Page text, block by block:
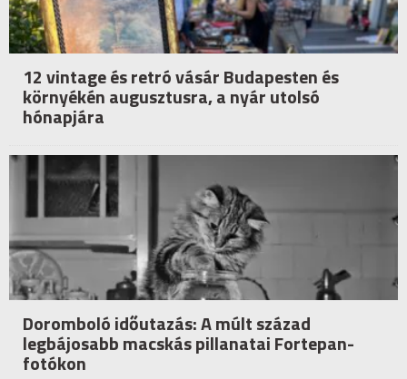
12 vintage és retró vásár Budapesten és
környékén augusztusra, a nyár utolsó
hónapjára
Doromboló időutazás: A múlt század
legbájosabb macskás pillanatai Fortepan-
fotókon